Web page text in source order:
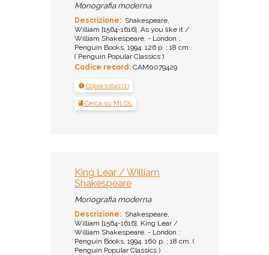
Monografia moderna
Descrizione: Shakespeare,
William [1564-1616]. As you like it /
William Shakespeare. - London :
Penguin Books, 1994. 126 p. ; 18 cm..
( Penguin Popular Classics )
Codice record: CAM0079429
Copie totali (1)
Cerca su MLOL
King Lear / William
Shakespeare
Monografia moderna
Descrizione: Shakespeare,
William [1564-1616]. King Lear /
William Shakespeare. - London :
Penguin Books, 1994. 160 p. ; 18 cm. (
Penguin Popular Classics )